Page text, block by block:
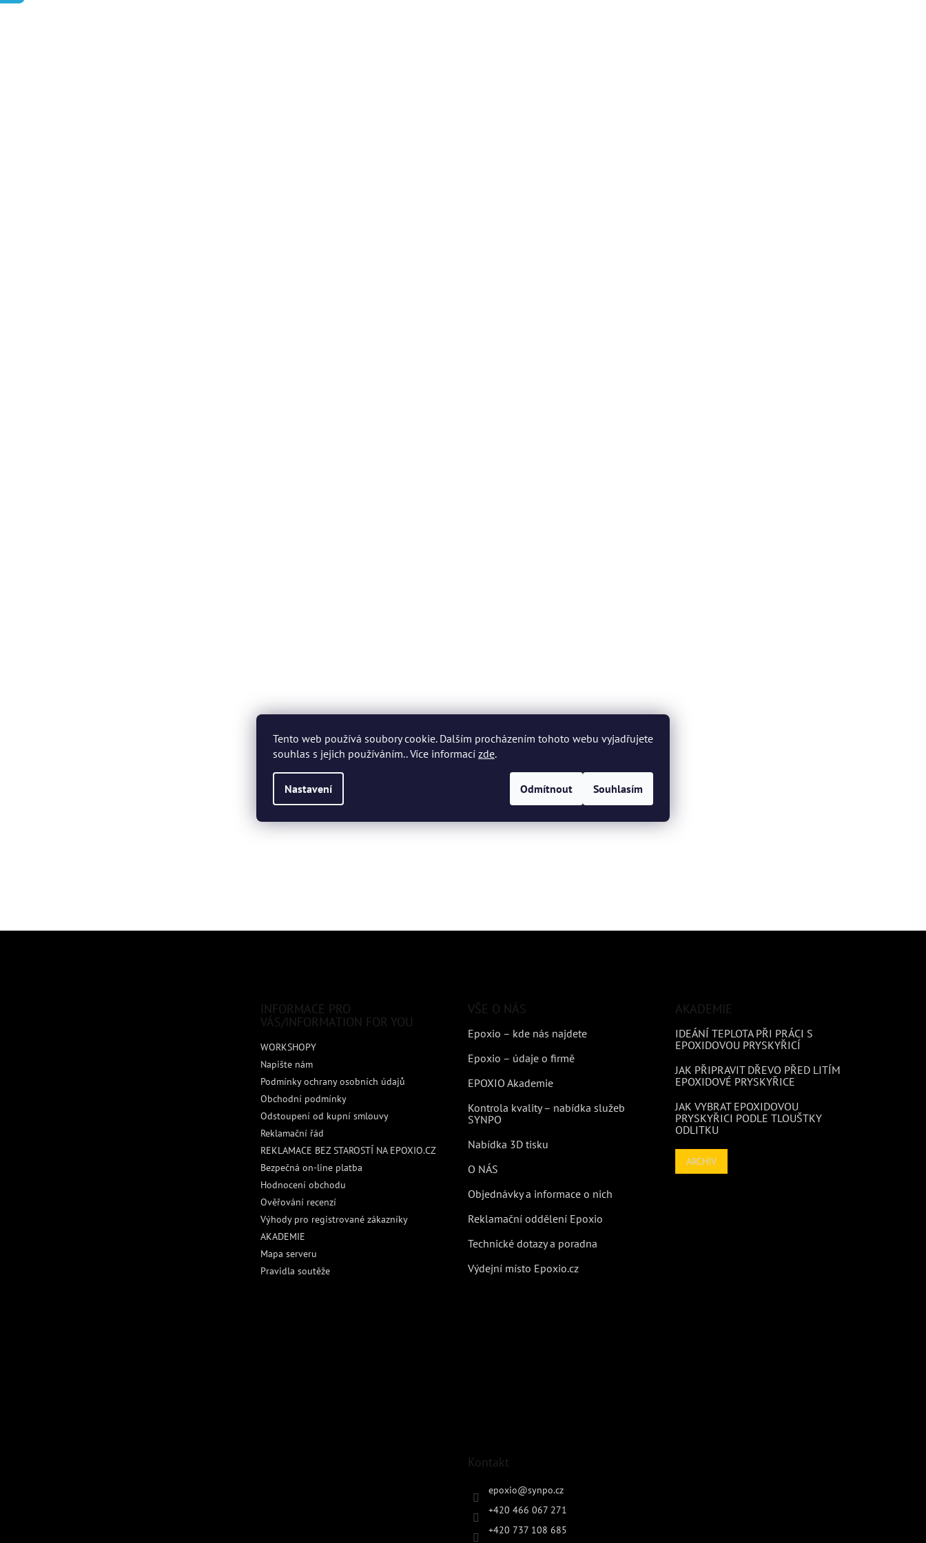
Tento web používá soubory cookie. Dalším procházením tohoto webu vyjadřujete
souhlas s jejich používáním.. Více informací zde.
Nastavení Odmítnout Souhlasím
INFORMACE PRO
VÁS/INFORMATION FOR YOU
WORKSHOPY
Napište nám
Podmínky ochrany osobních údajů
Obchodní podmínky
Odstoupení od kupní smlouvy
Reklamační řád
REKLAMACE BEZ STAROSTÍ NA EPOXIO.CZ
Bezpečná on-line platba
Hodnocení obchodu
Ověřování recenzí
Výhody pro registrované zákazníky
AKADEMIE
Mapa serveru
Pravidla soutěže
VŠE O NÁS
Epoxio – kde nás najdete
Epoxio – údaje o firmě
EPOXIO Akademie
Kontrola kvality – nabídka služeb
SYNPO
Nabídka 3D tisku
O NÁS
Objednávky a informace o nich
Reklamační oddělení Epoxio
Technické dotazy a poradna
Výdejní místo Epoxio.cz
AKADEMIE
IDEÁNÍ TEPLOTA PŘI PRÁCI S
EPOXIDOVOU PRYSKYŘICÍ
JAK PŘIPRAVIT DŘEVO PŘED LITÍM
EPOXIDOVÉ PRYSKYŘICE
JAK VYBRAT EPOXIDOVOU
PRYSKYŘICI PODLE TLOUŠTKY
ODLITKU
ARCHIV
Kontakt
epoxio@synpo.cz
+420 466 067 271
+420 737 108 685